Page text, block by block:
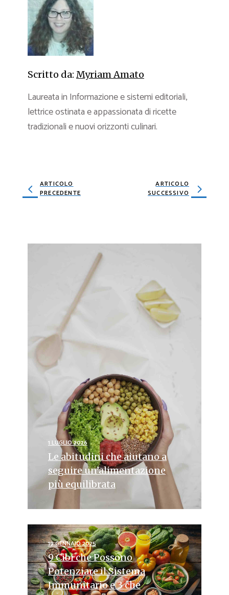
Scritto da: Myriam Amato
Laureata in Informazione e sistemi editoriali,
lettrice ostinata e appassionata di ricette
tradizionali e nuovi orizzonti culinari.
ARTICOLO
PRECEDENTE
ARTICOLO
SUCCESSIVO
1 LUGLIO 2026
Le abitudini che aiutano a
seguire un’alimentazione
più equilibrata
19 GENNAIO 2025
9 Cibi che Possono
Potenziare il Sistema
Immunitario e 3 che